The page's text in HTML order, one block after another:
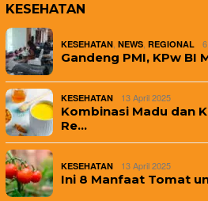
KESEHATAN
KESEHATAN NEWS REGIONAL
Gandeng PMI, KPw BI
KESEHATAN 13 April 2025
Kombinasi Madu dan
Re…
KESEHATAN 13 April 2025
Ini 8 Manfaat Tomat